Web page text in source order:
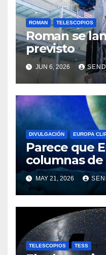
ROMAN TELESCOPIOS
Roman se
previsto
JUN 6, 2026
DIVULGACIÓN EUROPA
Parece que
columnas de
después de
MAY 21, 2026
TELESCOPIOS TESS